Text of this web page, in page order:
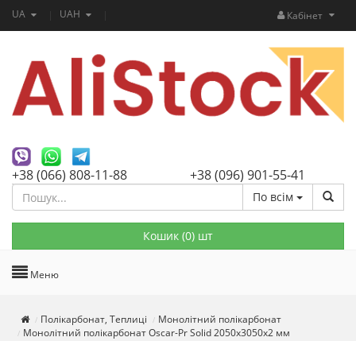
UA UAH Кабінет
+38 (066) 808-11-88 +38 (096) 901-55-41
По всім
Кошик (0) шт
Меню
Полікарбонат, Теплиці
Монолітний полікарбонат
Монолітний полікарбонат Oscar-Pr Solid 2050х3050х2 мм